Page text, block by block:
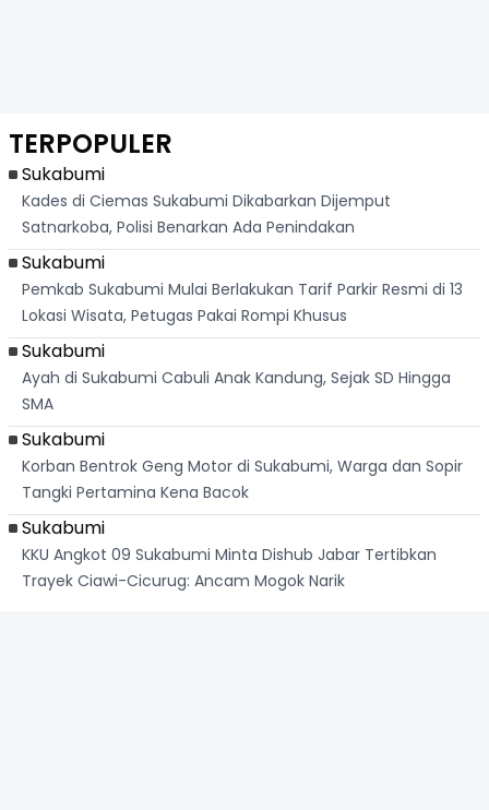
TERPOPULER
Sukabumi
Kades di Ciemas Sukabumi Dikabarkan Dijemput
Satnarkoba, Polisi Benarkan Ada Penindakan
Sukabumi
Pemkab Sukabumi Mulai Berlakukan Tarif Parkir Resmi di 13
Lokasi Wisata, Petugas Pakai Rompi Khusus
Sukabumi
Ayah di Sukabumi Cabuli Anak Kandung, Sejak SD Hingga
SMA
Sukabumi
Korban Bentrok Geng Motor di Sukabumi, Warga dan Sopir
Tangki Pertamina Kena Bacok
Sukabumi
KKU Angkot 09 Sukabumi Minta Dishub Jabar Tertibkan
Trayek Ciawi-Cicurug: Ancam Mogok Narik